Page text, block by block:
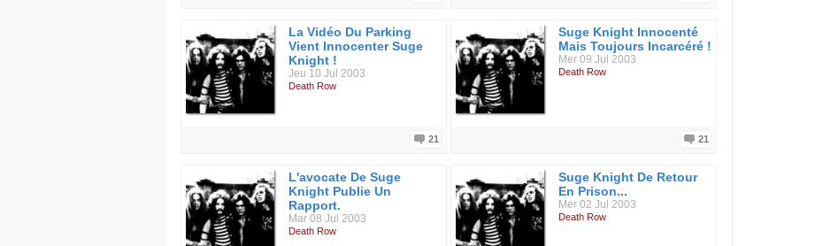
La Vidéo Du Parking
Vient Innocenter Suge
Knight !
Jeu 10 Jul 2003
Death Row
21
Suge Knight Innocenté
Mais Toujours Incarcéré !
Mer 09 Jul 2003
Death Row
21
L'avocate De Suge
Knight Publie Un
Rapport.
Mar 08 Jul 2003
Death Row
Suge Knight De Retour
En Prison...
Mer 02 Jul 2003
Death Row